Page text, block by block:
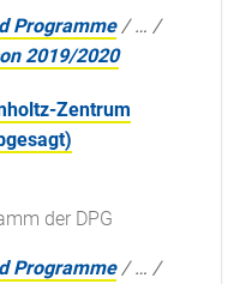
Programme /… /
2019/2020
Zentrum
der DPG
Programme /… /